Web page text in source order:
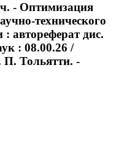
- Оптимизация
технического
автореферат дис.
: 08.00.26 /
П. Тольятти. -